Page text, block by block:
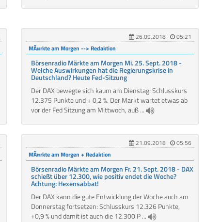
26.09.2018
05:21
MÃ¤rkte am Morgen --> Redaktion
Börsenradio Märkte am Morgen Mi. 25. Sept. 2018 -
Welche Auswirkungen hat die Regierungskrise in
Deutschland? Heute Fed-Sitzung
Der DAX bewegte sich kaum am Dienstag: Schlusskurs
12.375 Punkte und + 0,2 %. Der Markt wartet etwas ab
vor der Fed Sitzung am Mittwoch, auß ...
21.09.2018
05:56
MÃ¤rkte am Morgen + Redaktion
Börsenradio Märkte am Morgen Fr. 21. Sept. 2018 - DAX
schießt über 12.300, wie positiv endet die Woche?
Achtung: Hexensabbat!
Der DAX kann die gute Entwicklung der Woche auch am
Donnerstag fortsetzen: Schlusskurs 12.326 Punkte,
+0,9 % und damit ist auch die 12.300 P ...